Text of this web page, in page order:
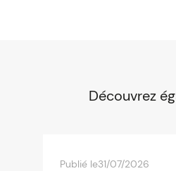
Découvrez
Publié le31/07/2026